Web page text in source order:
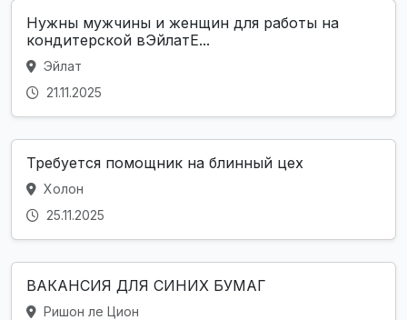
Нужны мужчины и женщин для работы на
кондитерской вЭйлатЕ...
Эйлат
21.11.2025
Требуется помощник на блинный цех
Холон
25.11.2025
ВАКАНСИЯ ДЛЯ СИНИХ БУМАГ
Ришон ле Цион